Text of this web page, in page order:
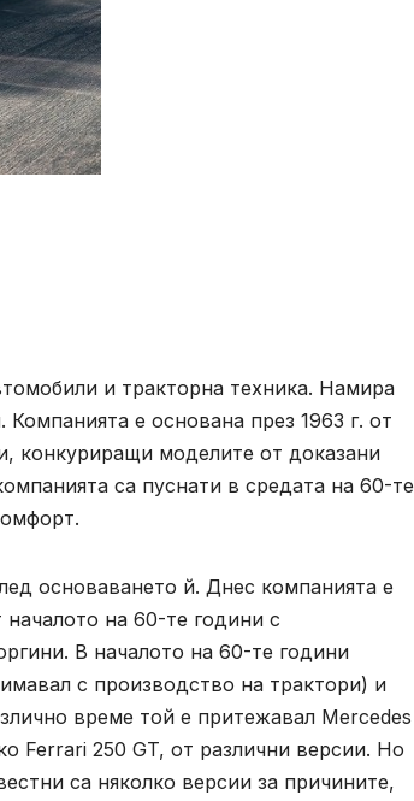
и тракторна техника. Намира
е основана през 1963 г. от
конкуриращи моделите от доказани
са пуснати в средата на 60-те
основаването й. Днес компанията е
на 60-те години с
В началото на 60-те години
с производство на трактори) и
време той е притежавал Mercedes
Ferrari 250 GT, от различни версии. Но
са няколко версии за причините,